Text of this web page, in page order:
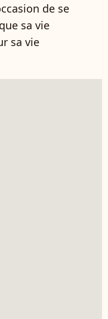
de se
sa vie
sa vie